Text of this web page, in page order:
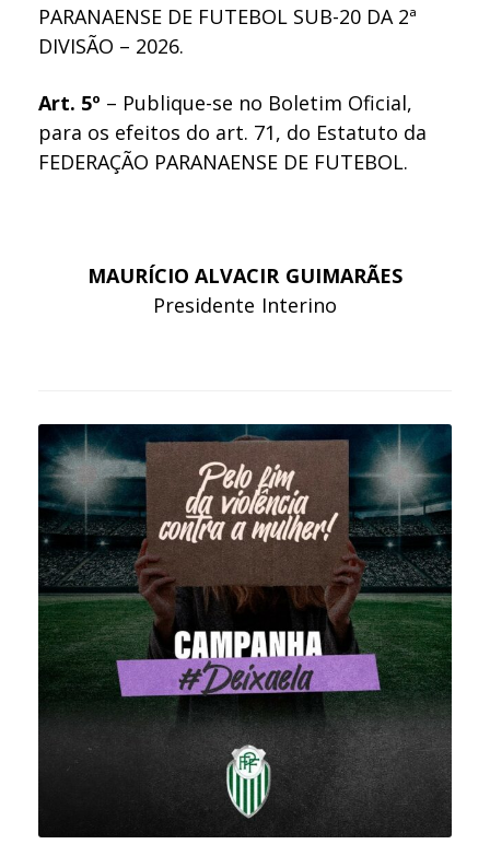
PARANAENSE DE FUTEBOL SUB-20 DA 2ª
DIVISÃO – 2026.
Art. 5º – Publique-se no Boletim Oficial,
para os efeitos do art. 71, do Estatuto da
FEDERAÇÃO PARANAENSE DE FUTEBOL.
MAURÍCIO ALVACIR GUIMARÃES
Presidente Interino